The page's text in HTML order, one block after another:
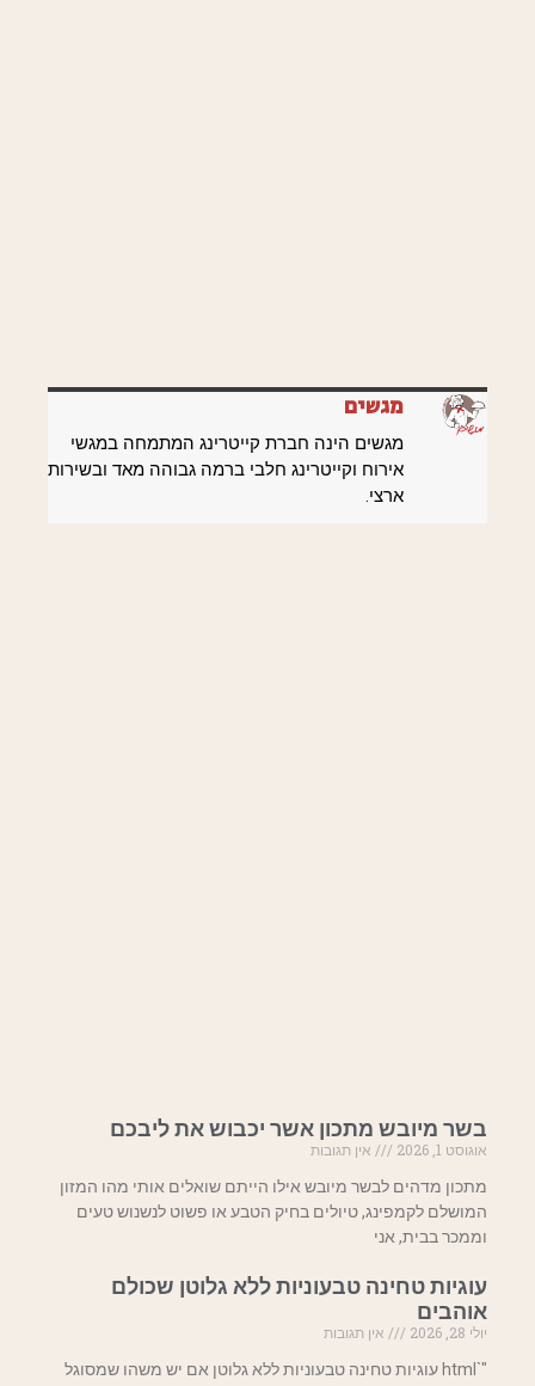
מגשים
מגשים הינה חברת קייטרינג המתמחה במגשי
אירוח וקייטרינג חלבי ברמה גבוהה מאד ובשירות
ארצי.
בשר מיובש מתכון אשר יכבוש את ליבכם
אוגוסט 1, 2026
אין תגובות
מתכון מדהים לבשר מיובש אילו הייתם שואלים אותי מהו המזון
המושלם לקמפינג, טיולים בחיק הטבע או פשוט לנשנוש טעים
וממכר בבית, אני
עוגיות טחינה טבעוניות ללא גלוטן שכולם
אוהבים
יולי 28, 2026
אין תגובות
"`html עוגיות טחינה טבעוניות ללא גלוטן אם יש משהו שמסוגל